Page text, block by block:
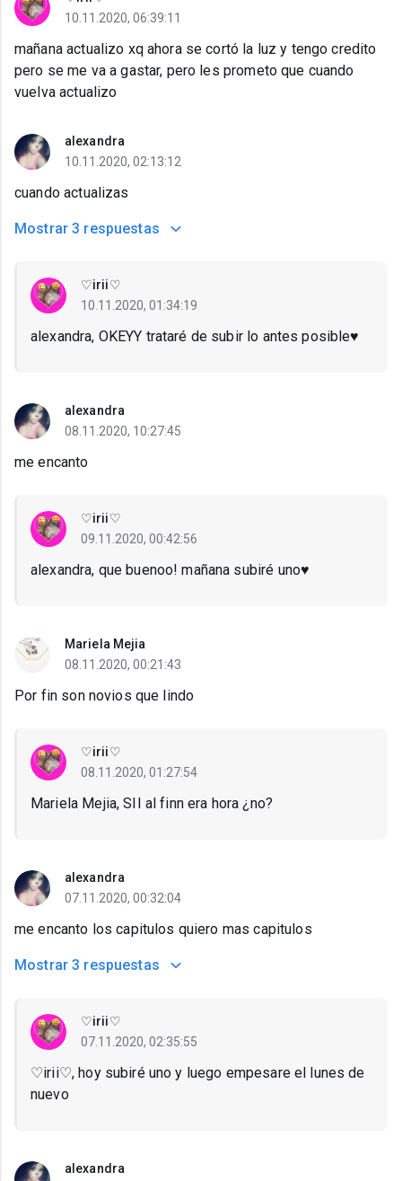
10.11.2020, 06:39:11
mañana actualizo xq ahora se cortó la luz y tengo credito
pero se me va a gastar, pero les prometo que cuando
vuelva actualizo
alexandra
10.11.2020, 02:13:12
cuando actualizas
Mostrar 3 respuestas
♡irii♡
10.11.2020, 01:34:19
alexandra, OKEYY trataré de subir lo antes posible♥
alexandra
08.11.2020, 10:27:45
me encanto
♡irii♡
09.11.2020, 00:42:56
alexandra, que buenoo! mañana subiré uno♥
Mariela Mejia
08.11.2020, 00:21:43
Por fin son novios que lindo
♡irii♡
08.11.2020, 01:27:54
Mariela Mejia, SII al finn era hora ¿no?
alexandra
07.11.2020, 00:32:04
me encanto los capitulos quiero mas capitulos
Mostrar 3 respuestas
♡irii♡
07.11.2020, 02:35:55
♡irii♡, hoy subiré uno y luego empesare el lunes de
nuevo
alexandra